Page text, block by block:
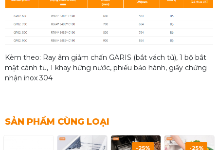
Kèm theo: Ray âm giảm chấn GARIS (bắt vách tủ), 1 bộ bắt
mặt cánh tủ, 1 khay hứng nước, phiếu bảo hành, giấy chứng
nhận inox 304
SẢN PHẨM CÙNG LOẠI
-25% -25%